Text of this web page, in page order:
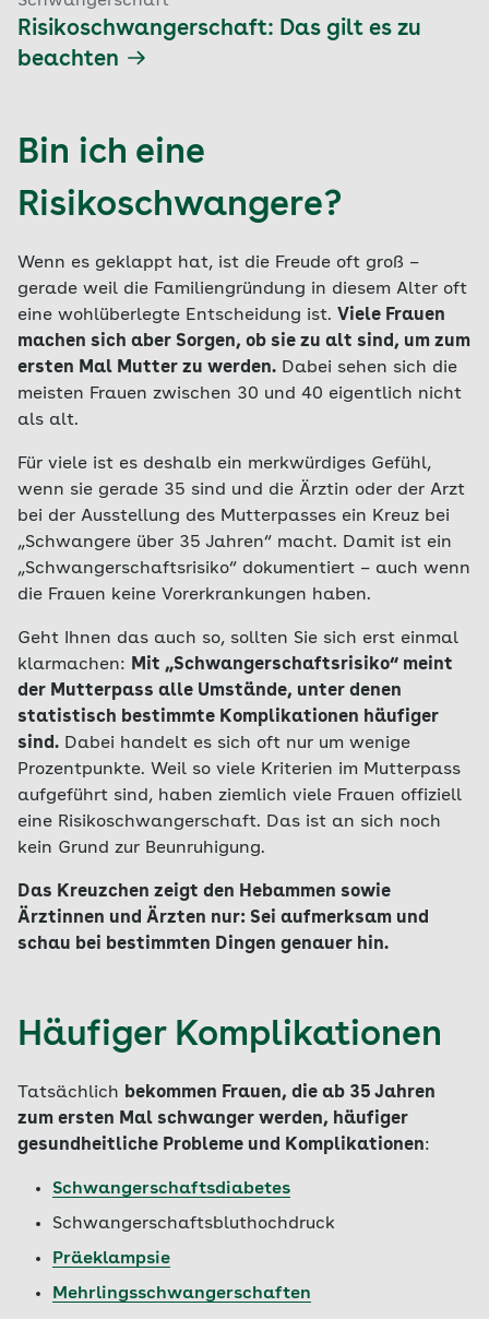
Risikoschwangerschaft: Das gilt es zu
beachten
Bin ich eine
Risikoschwangere?
Wenn es geklappt hat, ist die Freude oft groß –
gerade weil die Familiengründung in diesem Alter oft
eine wohlüberlegte Entscheidung ist. Viele Frauen
machen sich aber Sorgen, ob sie zu alt sind, um zum
ersten Mal Mutter zu werden. Dabei sehen sich die
meisten Frauen zwischen 30 und 40 eigentlich nicht
als alt.
Für viele ist es deshalb ein merkwürdiges Gefühl,
wenn sie gerade 35 sind und die Ärztin oder der Arzt
bei der Ausstellung des Mutterpasses ein Kreuz bei
„Schwangere über 35 Jahren“ macht. Damit ist ein
„Schwangerschaftsrisiko“ dokumentiert – auch wenn
die Frauen keine Vorerkrankungen haben.
Geht Ihnen das auch so, sollten Sie sich erst einmal
klarmachen: Mit „Schwangerschaftsrisiko“ meint
der Mutterpass alle Umstände, unter denen
statistisch bestimmte Komplikationen häufiger
sind. Dabei handelt es sich oft nur um wenige
Prozentpunkte. Weil so viele Kriterien im Mutterpass
aufgeführt sind, haben ziemlich viele Frauen offiziell
eine Risikoschwangerschaft. Das ist an sich noch
kein Grund zur Beunruhigung.
Das Kreuzchen zeigt den Hebammen sowie
Ärztinnen und Ärzten nur: Sei aufmerksam und
schau bei bestimmten Dingen genauer hin.
Häufiger Komplikationen
Tatsächlich bekommen Frauen, die ab 35 Jahren
zum ersten Mal schwanger werden, häufiger
gesundheitliche Probleme und Komplikationen:
Schwangerschaftsdiabetes
Schwangerschaftsbluthochdruck
Präeklampsie
Mehrlingsschwangerschaften